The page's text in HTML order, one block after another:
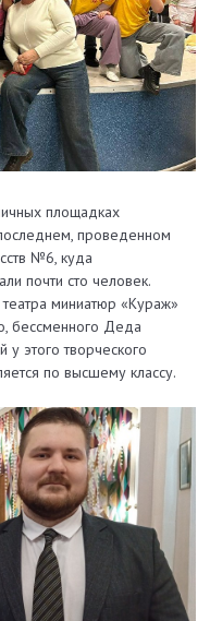
площадках
проведенном
№6, куда
почти сто человек.
миниатюр «Кураж»
бессменного Деда
этого творческого
по высшему классу.